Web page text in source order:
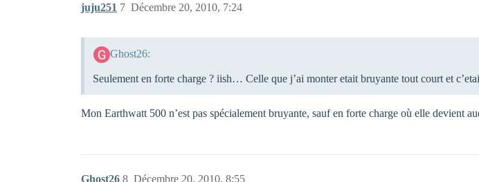
juju251 Décembre 20, 2010, 7:24
7
Ghost26:
Seulement en forte charge ? iish… Celle que j’ai monter etait bruyante tout court et
Mon Earthwatt 500 n’est pas spécialement bruyante, sauf en forte charge où elle devient
Ghost26 Décembre 20, 2010, 8:55
8